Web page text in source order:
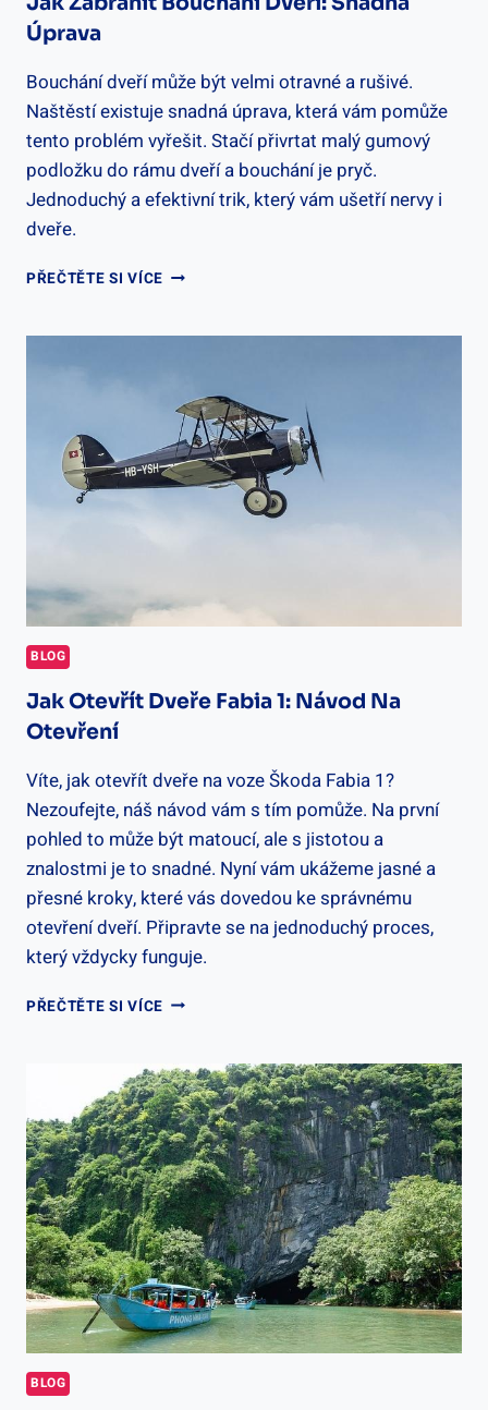
Úprava
Bouchání dveří může být velmi otravné a rušivé.
Naštěstí existuje snadná úprava, která vám pomůže
tento problém vyřešit. Stačí přivrtat malý gumový
podložku do rámu dveří a bouchání je pryč.
Jednoduchý a efektivní trik, který vám ušetří nervy i
dveře.
PŘEČTĚTE SI VÍCEJAK
DVEŘÍ:
BLOG
Jak Otevřít Dveře Fabia 1: Návod Na
Otevření
Víte, jak otevřít dveře na voze Škoda Fabia 1?
Nezoufejte, náš návod vám s tím pomůže. Na první
pohled to může být matoucí, ale s jistotou a
znalostmi je to snadné. Nyní vám ukážeme jasné a
přesné kroky, které vás dovedou ke správnému
otevření dveří. Připravte se na jednoduchý proces,
který vždycky funguje.
PŘEČTĚTE SI VÍCEJAK
FABIA
1:
NÁVOD
NA
OTEVŘENÍ
BLOG